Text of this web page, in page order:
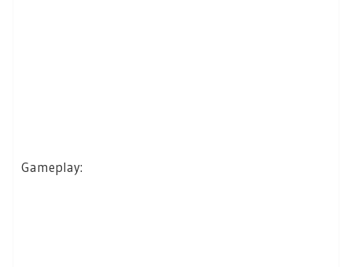
Gameplay: